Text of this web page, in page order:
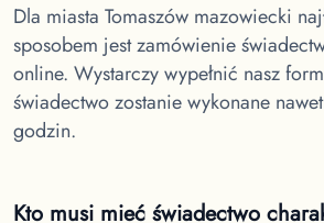
Dla miasta Tomaszów mazowiecki
sposobem jest zamówienie
online. Wystarczy wypełnić nasz
świadectwo zostanie wykonane
godzin.
Kto musi mieć świadectwo